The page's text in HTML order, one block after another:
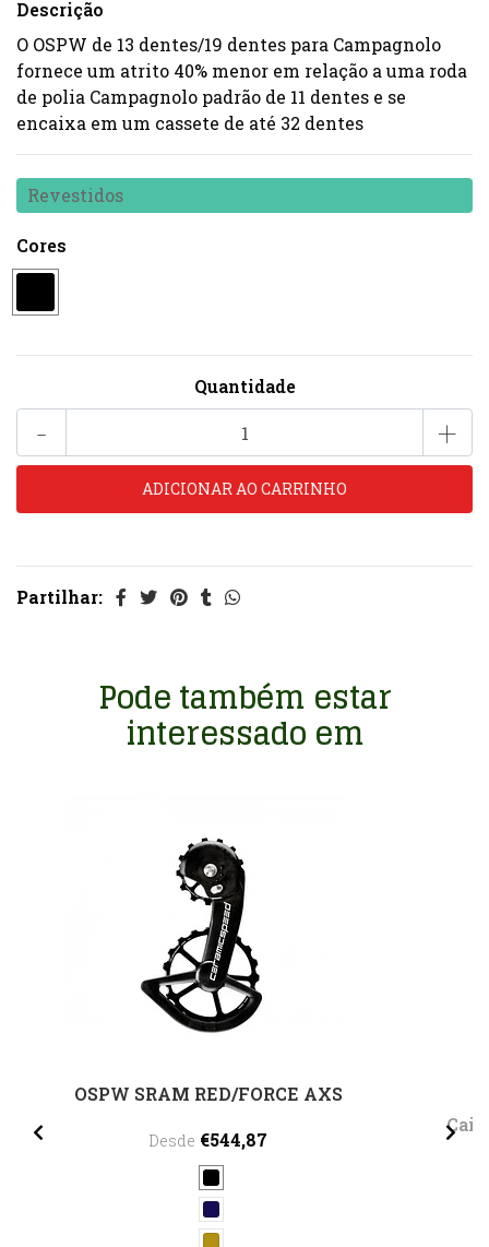
Descrição
O OSPW de 13 dentes/19 dentes para Campagnolo
fornece um atrito 40% menor em relação a uma roda
de polia Campagnolo padrão de 11 dentes e se
encaixa em um cassete de até 32 dentes
Revestidos
Cores
Quantidade
- +
Partilhar:
Pode também estar
interessado em
OSPW SRAM RED/FORCE AXS
Desde €544,87